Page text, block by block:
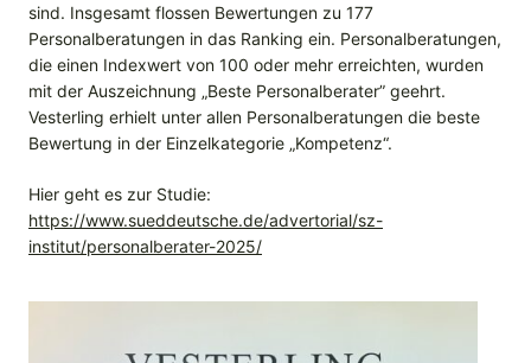
sind. Insgesamt flossen Bewertungen zu 177
Personalberatungen in das Ranking ein. Personalberatungen,
die einen Indexwert von 100 oder mehr erreichten, wurden
mit der Auszeichnung „Beste Personalberater” geehrt.
Vesterling erhielt unter allen Personalberatungen die beste
Bewertung in der Einzelkategorie „Kompetenz“.
Hier geht es zur Studie:
https://www.sueddeutsche.de/advertorial/sz-
institut/personalberater-2025/